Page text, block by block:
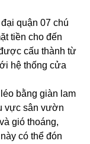
quận 07 chú
tiền cho đến
cấu thành từ
hệ thống cửa
bằng giàn lam
vực sân vườn
gió thoáng,
có thể đón